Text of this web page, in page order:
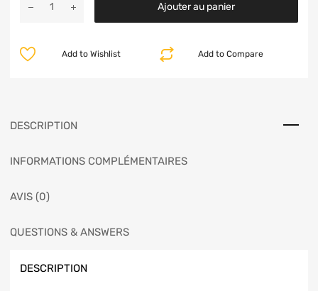
Ajouter au panier
Add to Compare
Add to Wishlist
DESCRIPTION
INFORMATIONS COMPLÉMENTAIRES
AVIS (0)
QUESTIONS & ANSWERS
DESCRIPTION